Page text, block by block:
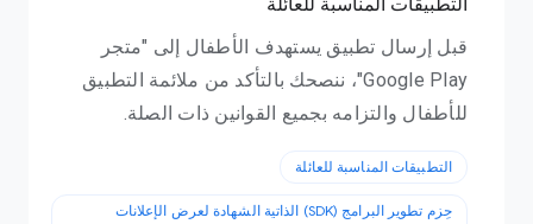
التطبيقات المناسبة للعائلة
قبل إرسال تطبيق يستهدف الأطفال إلى "متجر
Google Play"، ننصحك بالتأكد من ملائمة التطبيق
للأطفال والتزامه بجميع القوانين ذات الصلة.
التطبيقات المناسبة للعائلة
حِزم تطوير البرامج (SDK) الذاتية الشهادة لعرض الإعلانات